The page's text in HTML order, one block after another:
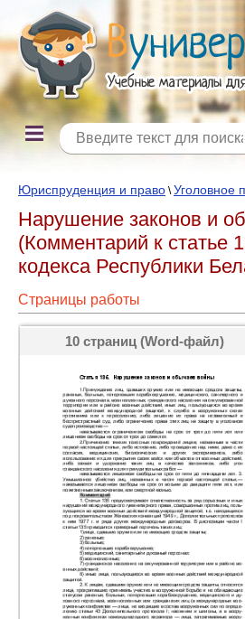
Юриспруденция и право \Уголовное
Нарушение законов и
(Комментарий к статье
кодекса Республики
Страницы работы
10 страниц (Word-файл)